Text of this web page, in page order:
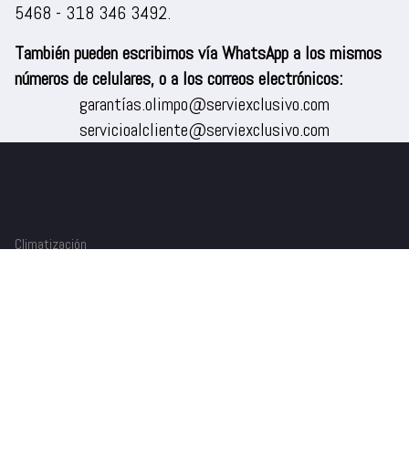
5468 - 318 346 3492.
También pueden escribirnos vía WhatsApp a los mismos
números de celulares, o a los correos electrónicos:
garantías.olimpo@serviexclusivo.com
servicioalcliente@serviexclusivo.com
Climatización